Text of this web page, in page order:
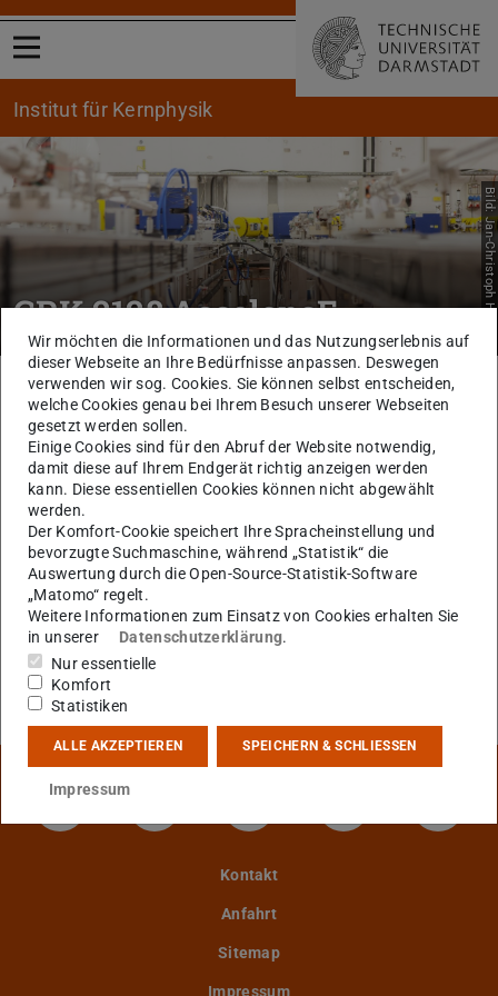
Menü öffnen
Institut für Kernphysik
GRK 2128 AccelencE Bild: Jan-Christoph Hartung
Sie befinden sich hier:
TU Darmstadt Physik
Institut für Kernphysik
Forschung
Verbundprojekte
GRK 2128 Accelence
Personen
Mitglieder
Ehemalige Mitglieder
LinkedIn-Seite der TU Darmstadt
Instagram-Kanal der TU
Bluesky-Kanal der TU
Facebook-
Kontakt
Anfahrt
Sitemap
Impressum
Wir möchten die Informationen und das Nutzungserlebnis auf
dieser Webseite an Ihre Bedürfnisse anpassen. Deswegen
verwenden wir sog. Cookies. Sie können selbst entscheiden,
welche Cookies genau bei Ihrem Besuch unserer Webseiten
gesetzt werden sollen.
Einige Cookies sind für den Abruf der Website notwendig,
damit diese auf Ihrem Endgerät richtig anzeigen werden
kann. Diese essentiellen Cookies können nicht abgewählt
werden.
Der Komfort-Cookie speichert Ihre Spracheinstellung und
bevorzugte Suchmaschine, während „Statistik“ die
Auswertung durch die Open-Source-Statistik-Software
„Matomo“ regelt.
Weitere Informationen zum Einsatz von Cookies erhalten Sie
in unserer
Datenschutzerklärung.
Nur essentielle
Komfort
Statistiken
ALLE AKZEPTIEREN SPEICHERN & SCHLIESSEN
Impressum